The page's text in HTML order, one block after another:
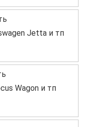
Jetta и тп
Wagon и тп